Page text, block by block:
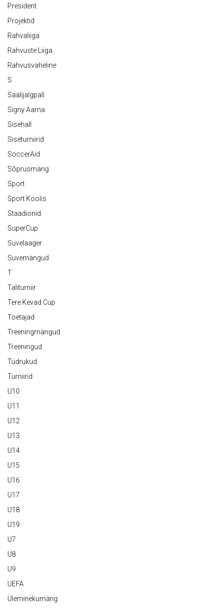
President
Projektid
Rahvaliiga
Rahvuste Liiga
Rahvusvaheline
S
Saalijalgpall
Signy Aarna
Sisehall
Siseturniirid
SoccerAid
Sõprusmäng
Sport
Sport Koolis
Staadionid
SuperCup
Suvelaager
Suvemängud
T
Taliturniir
Tere Kevad Cup
Toetajad
Treeningmängud
Treeningud
Tüdrukud
Turniirid
U10
U11
U12
U13
U14
U15
U16
U17
U18
U19
U7
U8
U9
UEFA
Üleminekumäng